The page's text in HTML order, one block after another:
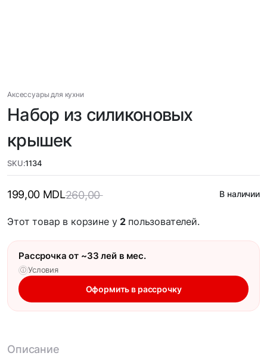
Аксессуары для кухни
Набор из силиконовых
крышек
SKU:1134
260,00
199,00 MDL В наличии
Этот товар в корзине у2 пользователей.
Рассрочка от ~33 лей в мес.
ⓘ Условия
Оформить в рассрочку
Описание